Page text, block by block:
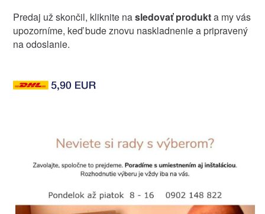
Predaj už skončil, kliknite nasledovať produkta my vás
upozorníme, keď bude znovu naskladnenie a pripravený
na odoslanie.